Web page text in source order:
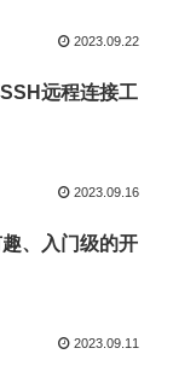
2023.09.22
远程连接工
2023.09.16
、入门级的开
2023.09.11